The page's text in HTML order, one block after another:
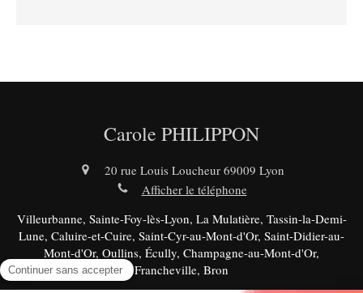
Carole PHILIPPON
20 rue Louis Loucheur 69009 Lyon
Afficher le téléphone
Villeurbanne, Sainte-Foy-lès-Lyon, La Mulatière, Tassin-la-Demi-
Lune, Caluire-et-Cuire, Saint-Cyr-au-Mont-d'Or, Saint-Didier-au-
Mont-d'Or, Oullins, Écully, Champagne-au-Mont-d'Or,
Francheville, Bron